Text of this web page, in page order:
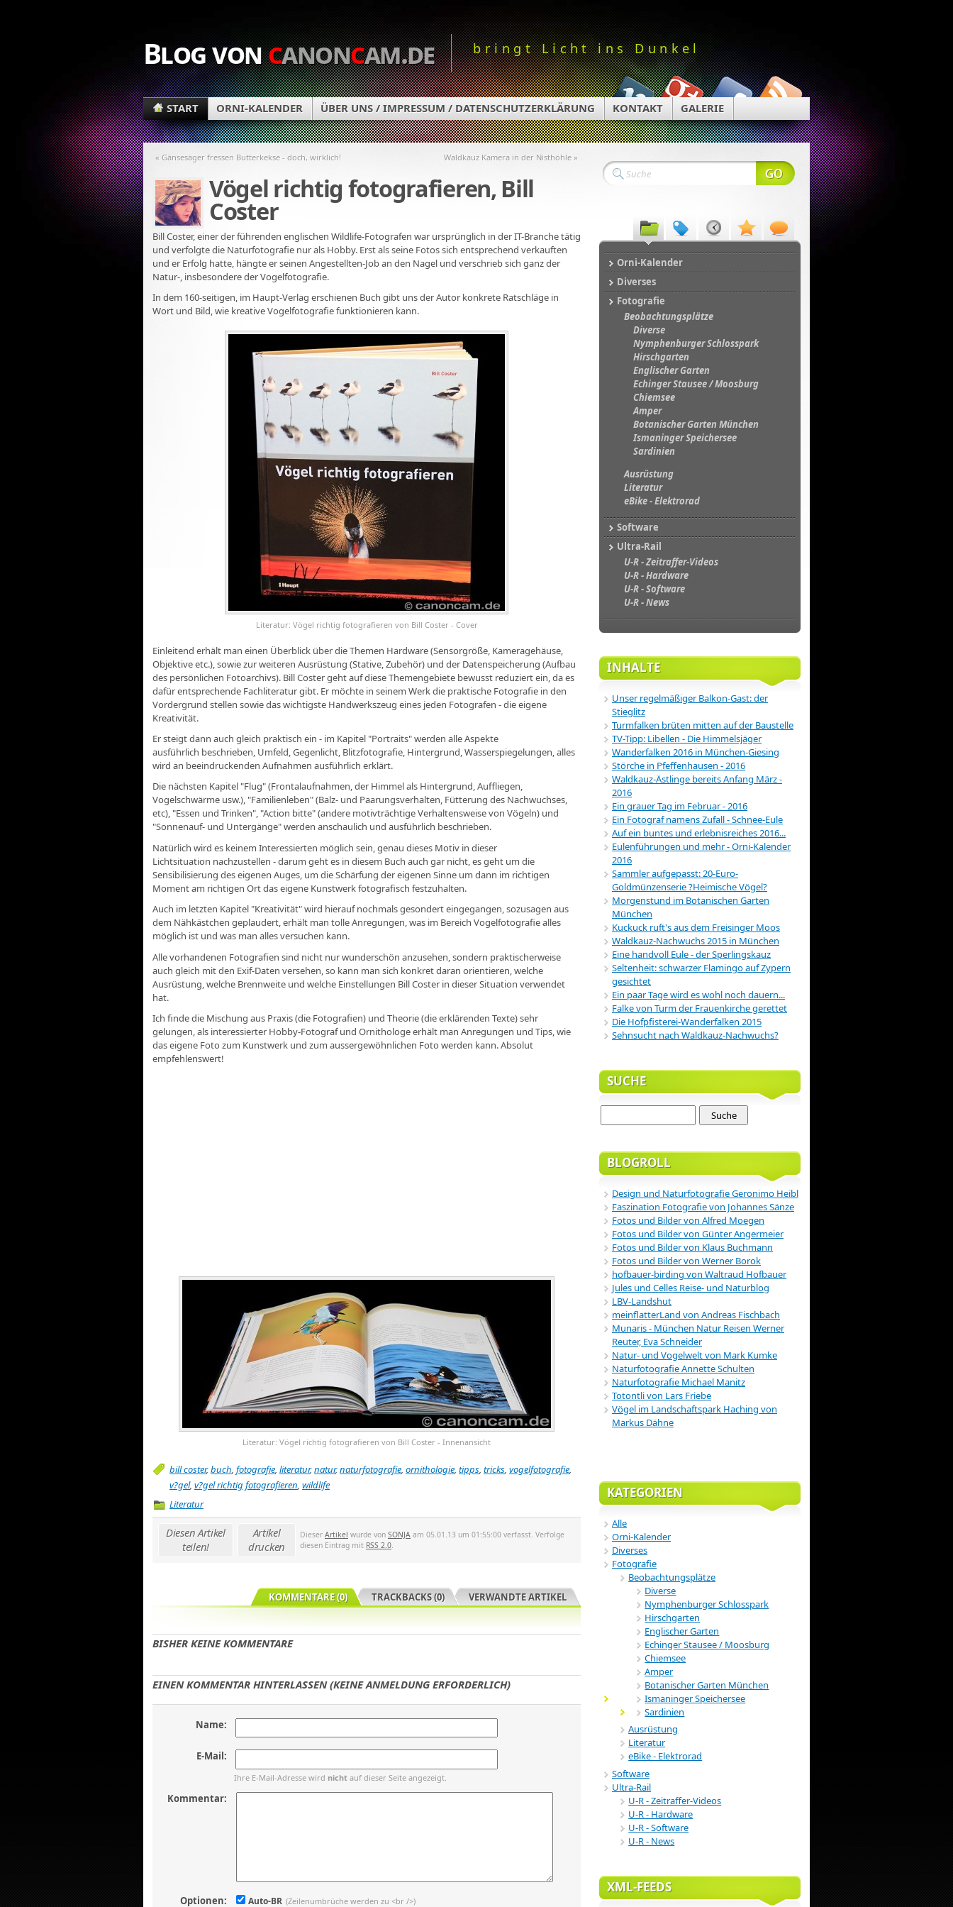
Blog voncanoncam.de bringt Licht ins Dunkel
START ORNI-KALENDER ÜBER UNS / IMPRESSUM / DATENSCHUTZERKLÄRUNG KONTAKT GALERIE
« Gänsesäger fressen Butterkekse - doch, wirklich! Waldkauz Kamera in der Nisthöhle »
Vögel richtig fotografieren, Bill
Coster
Bill Coster, einer der führenden englischen Wildlife-Fotografen war ursprünglich in der IT-Branche tätig
und verfolgte die Naturfotografie nur als Hobby. Erst als seine Fotos sich entsprechend verkauften
und er Erfolg hatte, hängte er seinen Angestellten-Job an den Nagel und verschrieb sich ganz der
Natur-, insbesondere der Vogelfotografie.
In dem 160-seitigen, im Haupt-Verlag erschienen Buch gibt uns der Autor konkrete Ratschläge in
Wort und Bild, wie kreative Vogelfotografie funktionieren kann.
Literatur: Vögel richtig fotografieren von Bill Coster - Cover
Einleitend erhält man einen Überblick über die Themen Hardware (Sensorgröße, Kameragehäuse,
Objektive etc.), sowie zur weiteren Ausrüstung (Stative, Zubehör) und der Datenspeicherung (Aufbau
des persönlichen Fotoarchivs). Bill Coster geht auf diese Themengebiete bewusst reduziert ein, da es
dafür entsprechende Fachliteratur gibt. Er möchte in seinem Werk die praktische Fotografie in den
Vordergrund stellen sowie das wichtigste Handwerkszeug eines jeden Fotografen - die eigene
Kreativität.
Er steigt dann auch gleich praktisch ein - im Kapitel "Portraits" werden alle Aspekte
ausführlich beschrieben, Umfeld, Gegenlicht, Blitzfotografie, Hintergrund, Wasserspiegelungen, alles
wird an beeindruckenden Aufnahmen ausführlich erklärt.
Die nächsten Kapitel "Flug" (Frontalaufnahmen, der Himmel als Hintergrund, Auffliegen,
Vogelschwärme usw.), "Familienleben" (Balz- und Paarungsverhalten, Fütterung des Nachwuchses,
etc), "Essen und Trinken", "Action bitte" (andere motivträchtige Verhaltensweise von Vögeln) und
"Sonnenauf- und Untergänge" werden anschaulich und ausführlich beschrieben.
Natürlich wird es keinem Interessierten möglich sein, genau dieses Motiv in dieser
Lichtsituation nachzustellen - darum geht es in diesem Buch auch gar nicht, es geht um die
Sensibilisierung des eigenen Auges, um die Schärfung der eigenen Sinne um dann im richtigen
Moment am richtigen Ort das eigene Kunstwerk fotografisch festzuhalten.
Auch im letzten Kapitel "Kreativität" wird hierauf nochmals gesondert eingegangen, sozusagen aus
dem Nähkästchen geplaudert, erhält man tolle Anregungen, was im Bereich Vogelfotografie alles
möglich ist und was man alles versuchen kann.
Alle vorhandenen Fotografien sind nicht nur wunderschön anzusehen, sondern praktischerweise
auch gleich mit den Exif-Daten versehen, so kann man sich konkret daran orientieren, welche
Ausrüstung, welche Brennweite und welche Einstellungen Bill Coster in dieser Situation verwendet
hat.
Ich finde die Mischung aus Praxis (die Fotografien) und Theorie (die erklärenden Texte) sehr
gelungen, als interessierter Hobby-Fotograf und Ornithologe erhält man Anregungen und Tips, wie
das eigene Foto zum Kunstwerk und zum aussergewöhnlichen Foto werden kann. Absolut
empfehlenswert!
Literatur: Vögel richtig fotografieren von Bill Coster - Innenansicht
bill coster,buch, fotografie, literatur,natur,naturfotografie, ornithologie, tipps, tricks, vogelfotografie,
v?gel, v?gel richtig fotografieren, wildlife
Literatur
Diesen Artikel
teilen!
Artikel
drucken
Dieser Artikel wurde von SONJA am 05.01.13 um 01:55:00 verfasst. Verfolge
diesen Eintrag mit RSS 2.0
VERWANDTE ARTIKEL
TRACKBACKS (0)
KOMMENTARE (0)
BISHER KEINE KOMMENTARE
EINEN KOMMENTAR HINTERLASSEN (KEINE ANMELDUNG ERFORDERLICH)
Name:
E-Mail:
Ihre E-Mail-Adresse wird nichtauf dieser Seite angezeigt.
Kommentar:
Optionen: Auto-BR (Zeilenumbrüche werden zu <br />)
Orni-Kalender
Diverses
Fotografie
Beobachtungsplätze
Diverse
Nymphenburger Schlosspark
Hirschgarten
Englischer Garten
Echinger Stausee / Moosburg
Chiemsee
Amper
Botanischer Garten München
Ismaninger Speichersee
Sardinien
Ausrüstung
Literatur
eBike - Elektrorad
Software
Ultra-Rail
U-R - Zeitraffer-Videos
U-R - Hardware
U-R - Software
U-R - News
INHALTE
Unser regelmäßiger Balkon-Gast: der
Stieglitz
Turmfalken brüten mitten auf der Baustelle
TV-Tipp: Libellen - Die Himmelsjäger
Wanderfalken 2016 in München-Giesing
Störche in Pfeffenhausen - 2016
Waldkauz-Ästlinge bereits Anfang März -
2016
Ein grauer Tag im Februar - 2016
Ein Fotograf namens Zufall - Schnee-Eule
Auf ein buntes und erlebnisreiches 2016...
Eulenführungen und mehr - Orni-Kalender
2016
Sammler aufgepasst: 20-Euro-
Goldmünzenserie ?Heimische Vögel?
Morgenstund im Botanischen Garten
München
Kuckuck ruft's aus dem Freisinger Moos
Waldkauz-Nachwuchs 2015 in München
Eine handvoll Eule - der Sperlingskauz
Seltenheit: schwarzer Flamingo auf Zypern
gesichtet
Ein paar Tage wird es wohl noch dauern...
Falke von Turm der Frauenkirche gerettet
Die Hofpfisterei-Wanderfalken 2015
Sehnsucht nach Waldkauz-Nachwuchs?
SUCHE
BLOGROLL
Design und Naturfotografie Geronimo Heibl
Faszination Fotografie von Johannes Sänze
Fotos und Bilder von Alfred Moegen
Fotos und Bilder von Günter Angermeier
Fotos und Bilder von Klaus Buchmann
Fotos und Bilder von Werner Borok
hofbauer-birding von Waltraud Hofbauer
Jules und Celles Reise- und Naturblog
LBV-Landshut
meinflatterLand von Andreas Fischbach
Munaris - München Natur Reisen Werner
Reuter, Eva Schneider
Natur- und Vogelwelt von Mark Kumke
Naturfotografie Annette Schulten
Naturfotografie Michael Manitz
Totontli von Lars Friebe
Vögel im Landschaftspark Haching von
Markus Dähne
KATEGORIEN
Alle
Orni-Kalender
Diverses
Fotografie
Beobachtungsplätze
Diverse
Nymphenburger Schlosspark
Hirschgarten
Englischer Garten
Echinger Stausee / Moosburg
Chiemsee
Amper
Botanischer Garten München
Ismaninger Speichersee
Sardinien
Ausrüstung
Literatur
eBike - Elektrorad
Software
Ultra-Rail
U-R - Zeitraffer-Videos
U-R - Hardware
U-R - Software
U-R - News
XML-FEEDS